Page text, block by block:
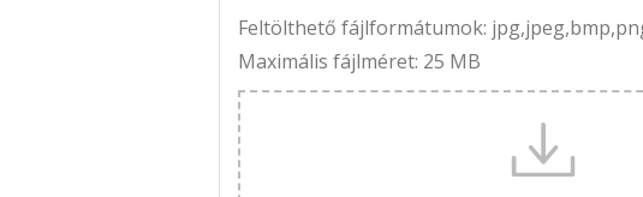
Feltölthető fájlformátumok:
Maximális fájlméret: 25 MB